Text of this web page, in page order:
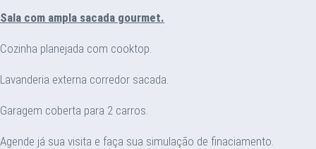
Sala com ampla sacada gourmet.
Cozinha planejada com cooktop.
Lavanderia externa corredor sacada.
Garagem coberta para 2 carros.
Agende já sua visita e faça sua simulação de finaciamento.